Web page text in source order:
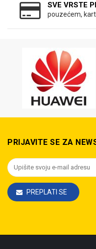
SVE VRSTE
pouzećem,
PRIJAVITE SE ZA
PREPLATI SE